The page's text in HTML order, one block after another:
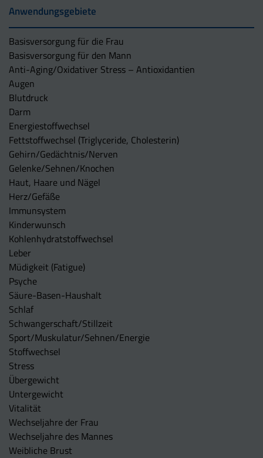
Anwendungsgebiete
Basisversorgung für die Frau
Basisversorgung für den Mann
Anti-Aging/Oxidativer Stress – Antioxidantien
Augen
Blutdruck
Darm
Energiestoffwechsel
Fettstoffwechsel (Triglyceride, Cholesterin)
Gehirn/Gedächtnis/Nerven
Gelenke/Sehnen/Knochen
Haut, Haare und Nägel
Herz/Gefäße
Immunsystem
Kinderwunsch
Kohlenhydratstoffwechsel
Leber
Müdigkeit (Fatigue)
Psyche
Säure-Basen-Haushalt
Schlaf
Schwangerschaft/Stillzeit
Sport/Muskulatur/Sehnen/Energie
Stoffwechsel
Stress
Übergewicht
Untergewicht
Vitalität
Wechseljahre der Frau
Wechseljahre des Mannes
Weibliche Brust